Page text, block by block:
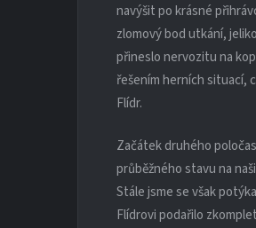
navýšit po krásné
zlomový bod utkání,
přineslo nervozitu na
řešením herních situací,
Flídr.
Začátek druhého
průběžného stavu na
Stále jsme se však
Flídrovi podařilo